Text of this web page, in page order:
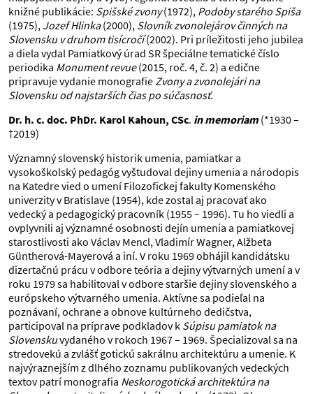
knižné publikácie: Spišské zvony(1972), Podoby starého Spiša
(1975), Jozef Hlinka(2000), Slovník zvonolejárov činných na
Slovensku v druhom tisícročí(2002). Pri príležitosti jeho jubilea
a diela vydal Pamiatkový úrad SR špeciálne tematické číslo
periodika Monument revue(2015, roč. 4, č. 2) a edične
pripravuje vydanie monografieZvony a zvonolejári na
Slovensku od najstarších čias po súčasnosť.
Dr. h. c. doc. PhDr. Karol Kahoun, CSc. in memoriam(*1930 –
†2019)
Významný slovenský historik umenia, pamiatkar a
vysokoškolský pedagóg vyštudoval dejiny umenia a národopis
na Katedre vied o umení Filozofickej fakulty Komenského
univerzity v Bratislave (1954), kde zostal aj pracovať ako
vedecký a pedagogický pracovník (1955 – 1996). Tu ho viedli a
ovplyvnili aj významné osobnosti dejín umenia a pamiatkovej
starostlivosti ako Václav Mencl, Vladimír Wagner, Alžbeta
Güntherová-Mayerová a iní. V roku 1969 obhájil kandidátsku
dizertačnú prácu v odbore teória a dejiny výtvarných umení a v
roku 1979 sa habilitoval v odbore staršie dejiny slovenského a
európskeho výtvarného umenia. Aktívne sa podieľal na
poznávaní, ochrane a obnove kultúrneho dedičstva,
participoval na príprave podkladov k Súpisu pamiatok na
Slovenskuvydaného v rokoch 1967 – 1969. Špecializoval sa na
stredovekú a zvlášť gotickú sakrálnu architektúru a umenie. K
najvýraznejším z dlhého zoznamu publikovaných vedeckých
textov patrí monografia Neskorogotická architektúra na